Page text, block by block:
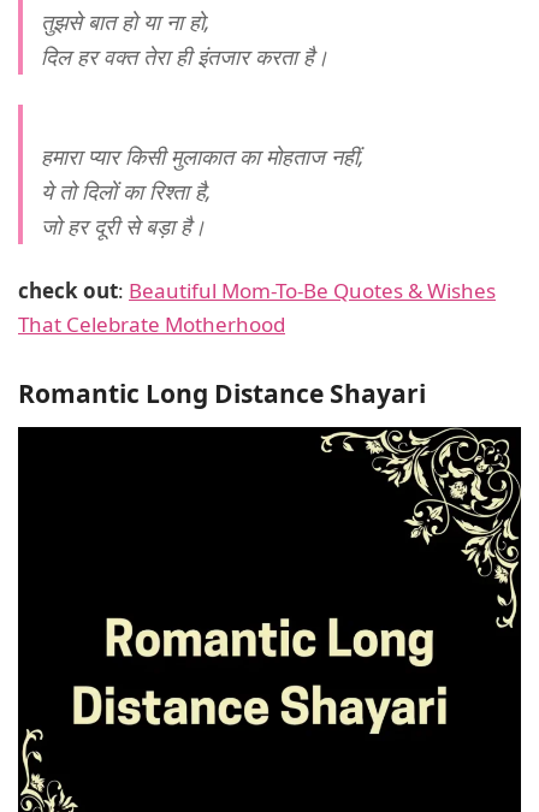
तुझसे बात हो या ना हो,
दिल हर वक्त तेरा ही इंतजार करता है।
हमारा प्यार किसी मुलाकात का मोहताज नहीं,
ये तो दिलों का रिश्ता है,
जो हर दूरी से बड़ा है।
check out: Beautiful Mom-To-Be Quotes & Wishes
That Celebrate Motherhood
Romantic Long Distance Shayari